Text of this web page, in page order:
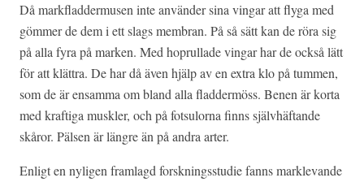
Då markfladdermusen inte använder sina vingar att flyga med
gömmer de dem i ett slags membran. På så sätt kan de röra sig
på alla fyra på marken. Med hoprullade vingar har de också lätt
för att klättra. De har då även hjälp av en extra klo på tummen,
som de är ensamma om bland alla fladdermöss. Benen är korta
med kraftiga muskler, och på fotsulorna finns självhäftande
skåror. Pälsen är längre än på andra arter.
Enligt en nyligen framlagd forskningsstudie fanns marklevande